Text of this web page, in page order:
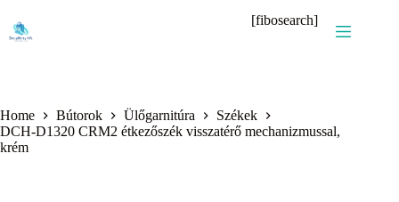
content
[fibosearch]
Home Bútorok Ülőgarnitúra
Székek
DCH-D1320 CRM2 étkezőszék visszatérő mechanizmussal,
krém